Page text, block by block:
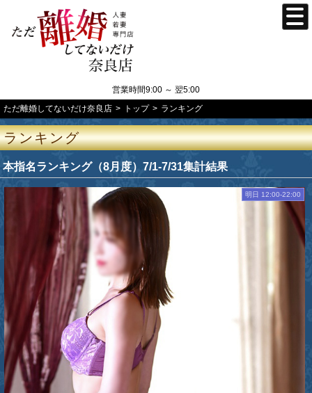
営業時間9:00 ～ 翌5:00
ただ離婚してないだけ奈良店
トップ ランキング
ランキング
本指名ランキング（8月度）7/1-7/31集計結果
明日 12:00-22:00